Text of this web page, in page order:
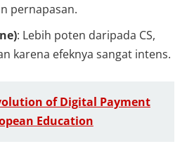
pernapasan.
: Lebih poten daripada CS,
karena efeknya sangat intens.
of Digital Payment
Education